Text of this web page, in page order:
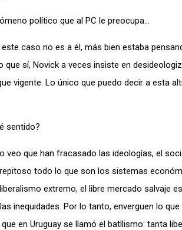
político que al PC le preocupa…
caso no es a él, más bien estaba
que sí, Novick a veces insiste en
vigente. Lo único que puedo decir a esta
sentido?
veo que han fracasado las ideologías, el
todo lo que son los sistemas
extremo, el libre mercado salvaje
inequidades. Por lo tanto, enverguen lo
en Uruguay se llamó el batllismo: tanta